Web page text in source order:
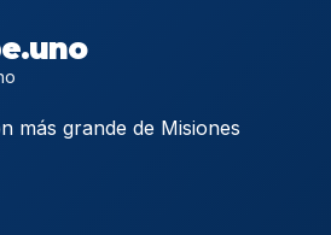
más grande de Misiones